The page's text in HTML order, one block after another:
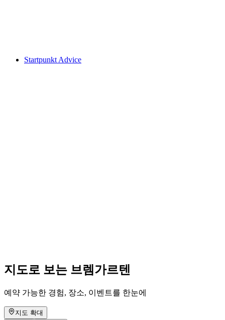
Startpunkt Advice
지도로 보는 브렘가르텐
예약 가능한 경험, 장소, 이벤트를 한눈에
지도 확대